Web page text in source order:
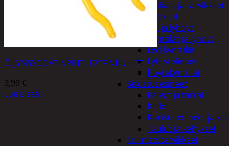
Kiukaat ja tarvikkeet
Tuoksut
Kynttilät ja lyhdyt
Kynttilät ja lyhdyt
Led-kynttilät
Lyhtytelineet
Pöytäkynttilät
Sisustusesineet
Kalvot ja tarrat
Kellot
Koriste-esineet ja
Taulut ja kehykset
Toimistotarvikkeet
ÖLJYNSYODATINPIHTI 12″ FINBULLET
9,99 €
Lue Lisää